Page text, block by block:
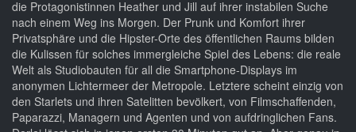
die Protagonistinnen Heather und Jill auf ihrer instabilen Suche
nach einem Weg ins Morgen. Der Prunk und Komfort ihrer
Privatsphäre und die Hipster-Orte des öffentlichen Raums bilden
die Kulissen für solches immergleiche Spiel des Lebens: die reale
Welt als Studiobauten für all die Smartphone-Displays im
anonymen Lichtermeer der Metropole. Letztere scheint einzig von
den Starlets und ihren Satelitten bevölkert, von Filmschaffenden,
Paparazzi, Managern und Agenten und von aufdringlichen Fans.